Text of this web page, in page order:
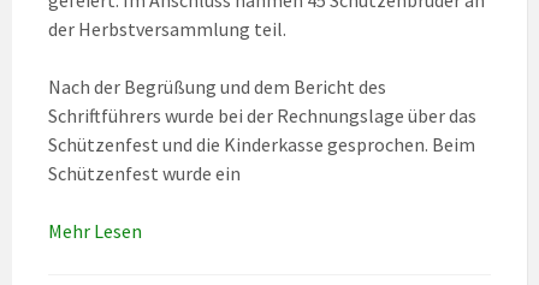
der Herbstversammlung teil.
Nach der Begrüßung und dem Bericht des
Schriftführers wurde bei der Rechnungslage über das
Schützenfest und die Kinderkasse gesprochen. Beim
Schützenfest wurde ein
Mehr Lesen